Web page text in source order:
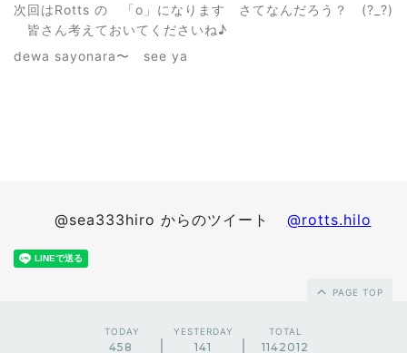
次回はRotts の 「o」になります さてなんだろう？ (?_?)
皆さん考えておいてくださいね♪
dewa sayonara〜 see ya
@sea333hiro からのツイート @rotts.hilo
PAGE TOP
TODAY
458
YESTERDAY
141
TOTAL
1142012